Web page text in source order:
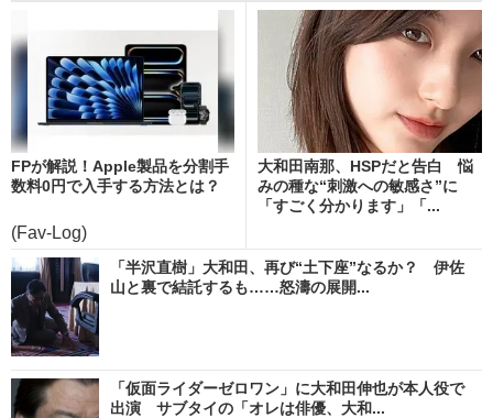
FPが解説！Apple製品を分割手
数料0円で入手する方法とは？
(Fav-Log)
大和田南那、HSPだと告白 悩
みの種な“刺激への敏感さ”に
「すごく分かります」「...
「半沢直樹」大和田、再び“土下座”なるか？ 伊佐
山と裏で結託するも……怒濤の展開...
「仮面ライダーゼロワン」に大和田伸也が本人役で
出演 サブタイの「オレは俳優、大和...